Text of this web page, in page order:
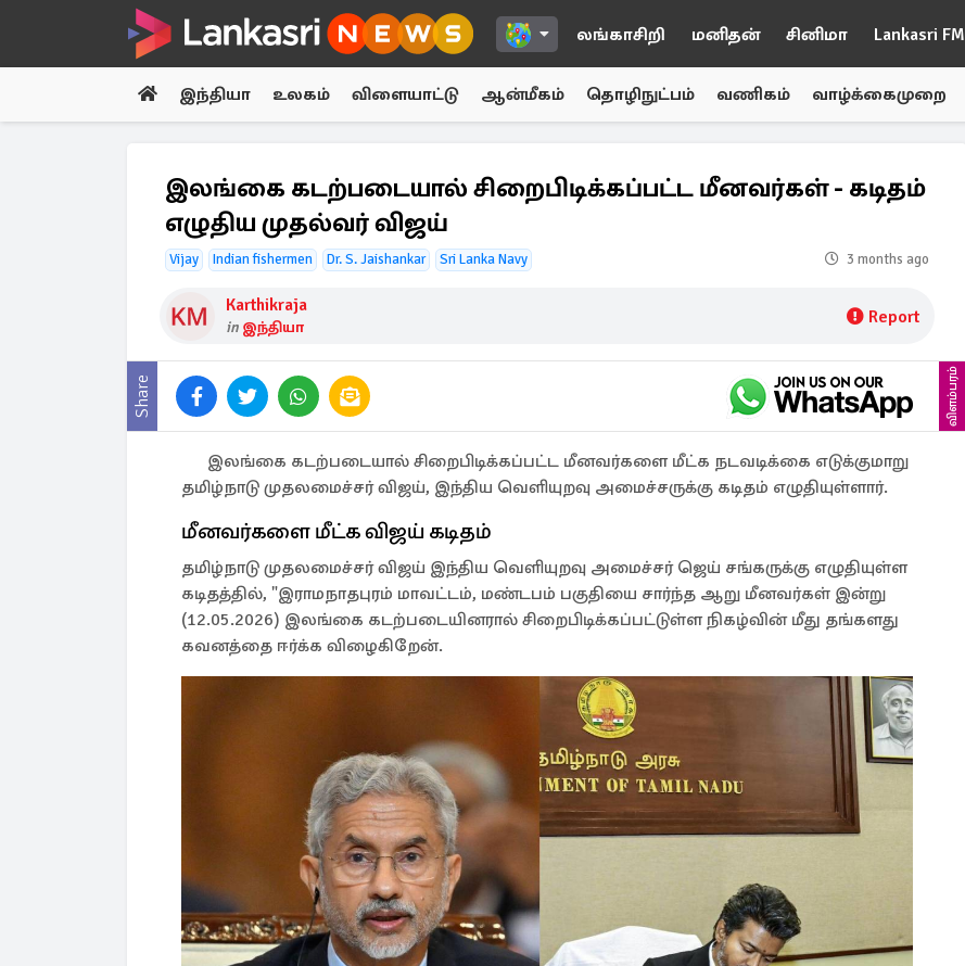
லங்காசிறி மனிதன் சினிமா Lankasri FM
இந்தியா உலகம் விளையாட்டு ஆன்மீகம் தொழிநுட்பம் வணிகம் வாழ்க்கைமுறை
இலங்கை கடற்படையால் சிறைபிடிக்கப்பட்ட மீனவர்கள் - கடிதம்
எழுதிய முதல்வர் விஜய்
Vijay Indian fishermen Dr. S. Jaishankar Sri Lanka Navy 3 months ago
Karthikraja
in இந்தியா Report
Share விளம்பரம்
இலங்கை கடற்படையால் சிறைபிடிக்கப்பட்ட மீனவர்களை மீட்க நடவடிக்கை எடுக்குமாறு
தமிழ்நாடு முதலமைச்சர் விஜய், இந்திய வெளியுறவு அமைச்சருக்கு கடிதம் எழுதியுள்ளார்.
மீனவர்களை மீட்க விஜய் கடிதம்
தமிழ்நாடு முதலமைச்சர் விஜய் இந்திய வெளியுறவு அமைச்சர் ஜெய் சங்கருக்கு எழுதியுள்ள
கடிதத்தில், "இராமநாதபுரம் மாவட்டம், மண்டபம் பகுதியை சார்ந்த ஆறு மீனவர்கள் இன்று
(12.05.2026) இலங்கை கடற்படையினரால் சிறைபிடிக்கப்பட்டுள்ள நிகழ்வின் மீது தங்களது
கவனத்தை ஈர்க்க விழைகிறேன்.